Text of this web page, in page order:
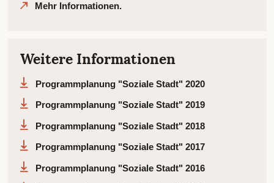
Mehr Informationen.
Weitere Informationen
Programmplanung "Soziale Stadt" 2020
Programmplanung "Soziale Stadt" 2019
Programmplanung "Soziale Stadt" 2018
Programmplanung "Soziale Stadt" 2017
Programmplanung "Soziale Stadt" 2016